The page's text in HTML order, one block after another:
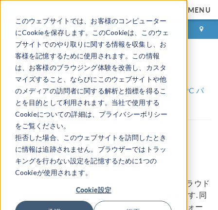
このウェブサイトでは、お客様のコンピューター
にCookieを保存します。このCookieは、このウェ
ブサイトでのやり取りに関する情報を収集し、お
客様を記憶するために使用されます。この情報
は、お客様のブラウジング体験を改善し、カスタ
マイズすること、ならびにこのウェブサイトや他
のメディアの訪問者に関する解析と指標を得るこ
とを目的として利用されます。当社で使用する
Cookieについての詳細は、プライバシーポリシー
をご覧ください。
拒否した場合、このウェブサイトを訪問したとき
に情報は追跡されません。ブラウザーではトラッ
キングを行わない設定を記憶するために1つの
Cookieが使用されます。
Cookie設定
MENU
ログイン お問い合わせ
Nimbix
COMSOL のパートナーと認定コンサルタント
HPC パ
ートナー
Nimbix
Nimbix は, ハイパフォーマンスコンピューティング
(HPC), 機械学習, AI アプリケーション向けの専用クラウド
スーパーコンピューティングの大手プロバイダーです. 同
社の JARVICE
XE マルチクラウド HPC プラットフォー